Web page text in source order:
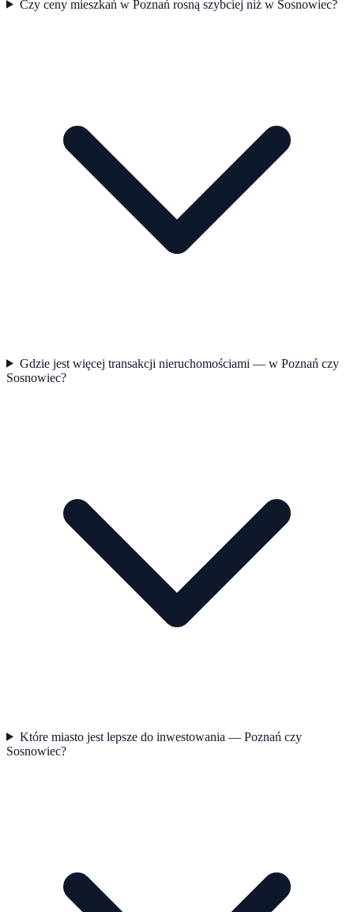
Czy ceny mieszkań w Poznań rosną szybciej niż w Sosnowiec?
Gdzie jest więcej transakcji nieruchomościami — w Poznań czy
Sosnowiec?
Które miasto jest lepsze do inwestowania — Poznań czy
Sosnowiec?